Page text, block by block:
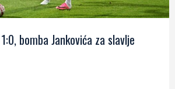
bomba Jankovića za slavlje